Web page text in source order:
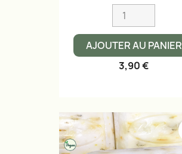
AJOUTER AU PANIER
3,90 €